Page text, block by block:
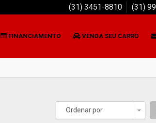
(31) 3451-8810 (31)
FINANCIAMENTO VENDA SEU CARRO
Ordenar por